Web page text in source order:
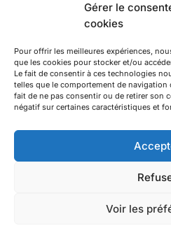
Gérer le
cookies
Pour offrir les meilleures expériences,
que les cookies pour stocker et/ou
Le fait de consentir à ces technologies
telles que le comportement de navigation
fait de ne pas consentir ou de retirer son
négatif sur certaines caractéristiques et
Voir les
Téléphone : 04 78 53 06
Tous droits réservés.